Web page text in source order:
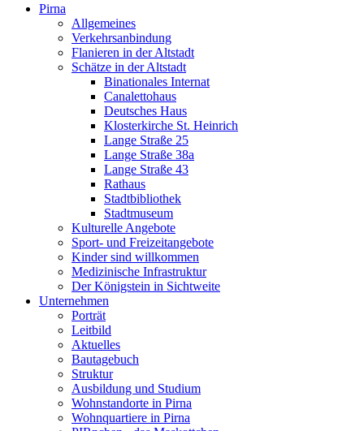
Pirna
Allgemeines
Verkehrsanbindung
Flanieren in der Altstadt
Schätze in der Altstadt
Binationales Internat
Canalettohaus
Deutsches Haus
Klosterkirche St. Heinrich
Lange Straße 25
Lange Straße 38a
Lange Straße 43
Rathaus
Stadtbibliothek
Stadtmuseum
Kulturelle Angebote
Sport- und Freizeitangebote
Kinder sind willkommen
Medizinische Infrastruktur
Der Königstein in Sichtweite
Unternehmen
Porträt
Leitbild
Aktuelles
Bautagebuch
Struktur
Ausbildung und Studium
Wohnstandorte in Pirna
Wohnquartiere in Pirna